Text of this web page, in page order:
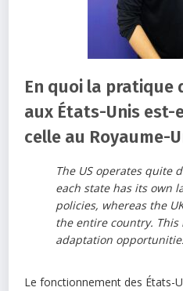
En quoi la pratique
aux États-Unis
celle au Royaume-
The US operates quite
each state has its own
policies, whereas the
the entire country.
adaptation
Le fonctionnement des États-